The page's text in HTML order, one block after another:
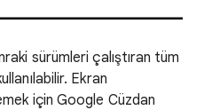
sürümleri çalıştıran tüm
Ekran
için Google Cüzdan